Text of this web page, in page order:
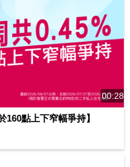
00:28
160點上下窄幅爭持】